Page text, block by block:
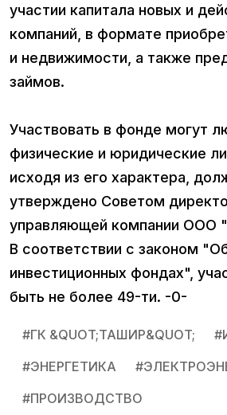
участии капитала новых и
компаний, в формате
и недвижимости, а также
займов.
Участвовать в фонде могут
физические и юридические
исходя из его характера,
утверждено Советом
управляющей компании ООО
В соответствии с законом
инвестиционных фондах",
быть не более 49-ти. -0-
#ГК &QUOT;ТАШИР&QUOT; #
#ЭНЕРГЕТИКА #
#ПРОИЗВОДСТВО